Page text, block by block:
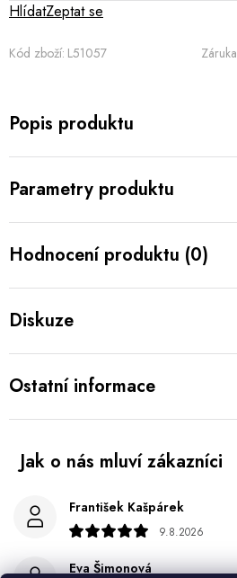
Kód zboží: L51057 Záruka
Zeptat se
Hlídat
Popis produktu
Parametry produktu
Hodnocení produktu (0)
Diskuze
Ostatní informace
František Kašpárek
9.8.2026
Eva Šimonová